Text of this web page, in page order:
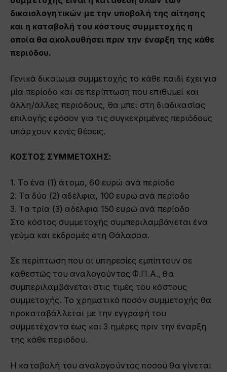
δικαιολογητικών με την υποβολή της αίτησης
και η καταβολή του κόστους συμμετοχής η
οποία θα ακολουθήσει πριν την έναρξη της κάθε
περιόδου.
Γενικά δικαίωμα συμμετοχής το κάθε παιδί έχει για
μία περίοδο και σε περίπτωση που επιθυμεί και
άλλη/άλλες περιόδους, θα μπει στη διαδικασίας
επιλογής εφόσον για τις συγκεκριμένες περιόδους
υπάρχουν κενές θέσεις.
ΚΟΣΤΟΣ ΣΥΜΜΕΤΟΧΗΣ:
1. Το ένα (1) άτομο, 60 ευρώ ανά περίοδο
2. Τα δύο (2) αδέλφια, 100 ευρώ ανά περίοδο
3. Τα τρία (3) αδέλφια 150 ευρώ ανά περίοδο
Στο κόστος συμμετοχής συμπεριλαμβάνεται ένα
γεύμα και εκδρομές στη Θάλασσα.
Σε περίπτωση που οι υπηρεσίες εμπίπτουν σε
καθεστώς του αναλογούντος Φ.Π.Α., θα
συμπεριλαμβάνεται στις τιμές του κόστους
συμμετοχής. Το χρηματικό ποσόν συμμετοχής θα
προκαταβάλλεται με την εγγραφή του
συμμετέχοντα έως και 3 ημέρες πριν την έναρξη
της κάθε περιόδου.
Η καταβολή του αναλογούντος ποσού θα γίνεται